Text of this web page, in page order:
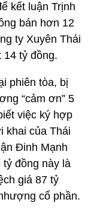
kết luận Trịnh
bán hơn 12
ty Xuyên Thái
tỷ đồng.
phiên tòa, bị
“cảm ơn” 5
việc ký hợp
khai của Thái
Đinh Mạnh
đồng này là
giá 87 tỷ
cổ phần.